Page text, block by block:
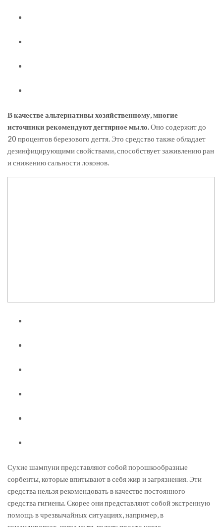
В качестве альтернативы хозяйственному, многие
источники рекомендуют дегтярное мыло.Оно содержит до
20 процентов березового дегтя. Это средство также обладает
дезинфицирующими свойствами, способствует заживлению ран
и снижению сальности локонов.
Сухие шампуни представляют собой порошкообразные
сорбенты, которые впитывают в себя жир и загрязнения. Эти
средства нельзя рекомендовать в качестве постоянного
средства гигиены. Скорее они представляют собой экстренную
помощь в чрезвычайных ситуациях, например, в